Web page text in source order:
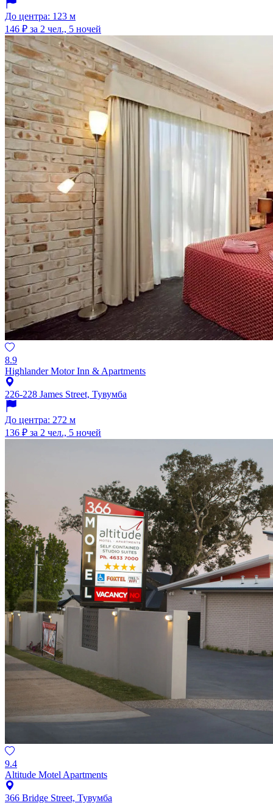
До центра: 123 м
146 ₽ за 2 чел., 5 ночей
8.9
Highlander Motor Inn & Apartments
226-228 James Street, Тувумба
До центра: 272 м
136 ₽ за 2 чел., 5 ночей
9.4
Altitude Motel Apartments
366 Bridge Street, Тувумба